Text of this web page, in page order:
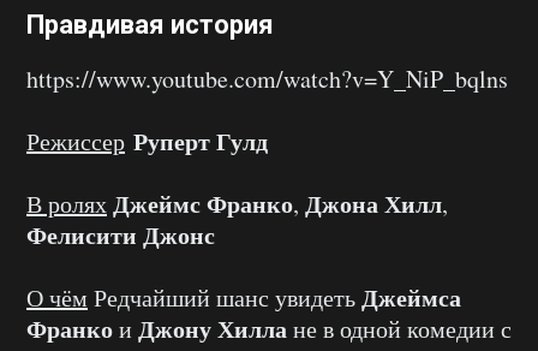
Правдивая история
https://www.youtube.com/watch?v=Y_NiP_bqlns
Режиссер Руперт Гулд
В роляхДжеймс Франко, Джона Хилл,
Фелисити Джонс
О чём Редчайший шанс увидетьДжеймса
Франкои Джону Хиллане в одной комедии с